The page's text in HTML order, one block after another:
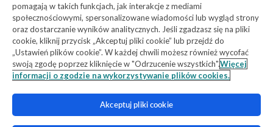
2090001173, KRS 0000310692; Sąd Rejonowy dla m. st.
Warszawy, XII Wydział Gospodarczy Krajowego Rejestru
Sądowego. Kapitał zakładowy i wpłacony: 24 250 000 PLN.
pomagają w takich funkcjach, jak interakcje z mediami
społecznościowymi, spersonalizowane wiadomości lub wygląd strony
oraz dostarczanie wyników analitycznych. Jeśli zgadzasz się na pliki
cookie, kliknij przycisk „Akceptuj pliki cookie” lub przejdź do
„Ustawień plików cookie”. W każdej chwili możesz również wycofać
swoją zgodę poprzez kliknięcie w "Odrzucenie wszystkich".Więcej
informacji o zgodzie na wykorzystywanie plików cookies.
Akceptuj pliki cookie